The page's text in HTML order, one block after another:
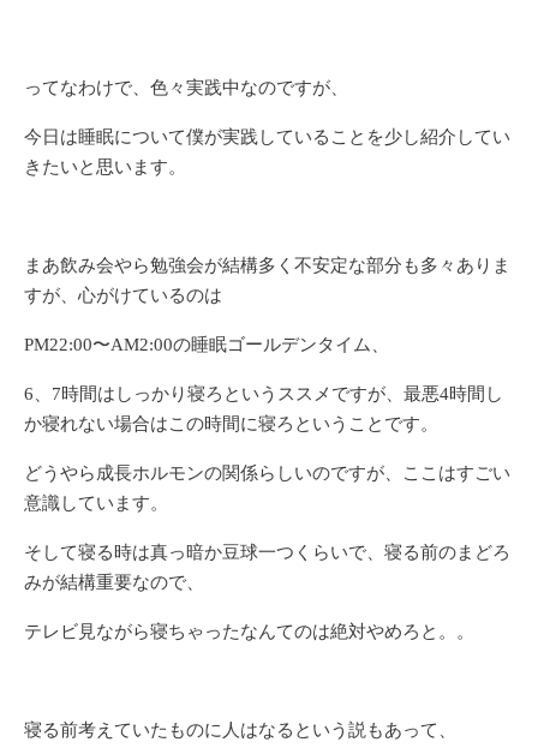
ってなわけで、色々実践中なのですが、
今日は睡眠について僕が実践していることを少し紹介してい
きたいと思います。
まあ飲み会やら勉強会が結構多く不安定な部分も多々ありま
すが、心がけているのは
PM22:00〜AM2:00の睡眠ゴールデンタイム、
6、7時間はしっかり寝ろというススメですが、最悪4時間し
か寝れない場合はこの時間に寝ろということです。
どうやら成長ホルモンの関係らしいのですが、ここはすごい
意識しています。
そして寝る時は真っ暗か豆球一つくらいで、寝る前のまどろ
みが結構重要なので、
テレビ見ながら寝ちゃったなんてのは絶対やめろと。。
寝る前考えていたものに人はなるという説もあって、